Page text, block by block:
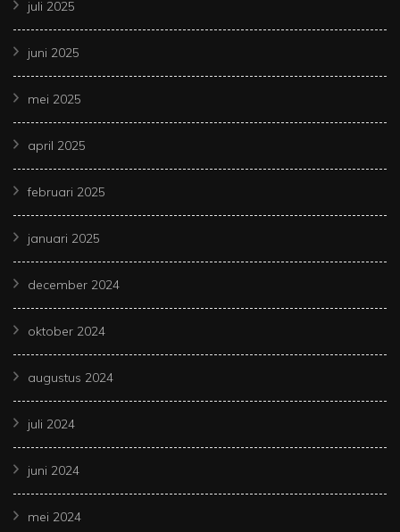
juli 2025
juni 2025
mei 2025
april 2025
februari 2025
januari 2025
december 2024
oktober 2024
augustus 2024
juli 2024
juni 2024
mei 2024